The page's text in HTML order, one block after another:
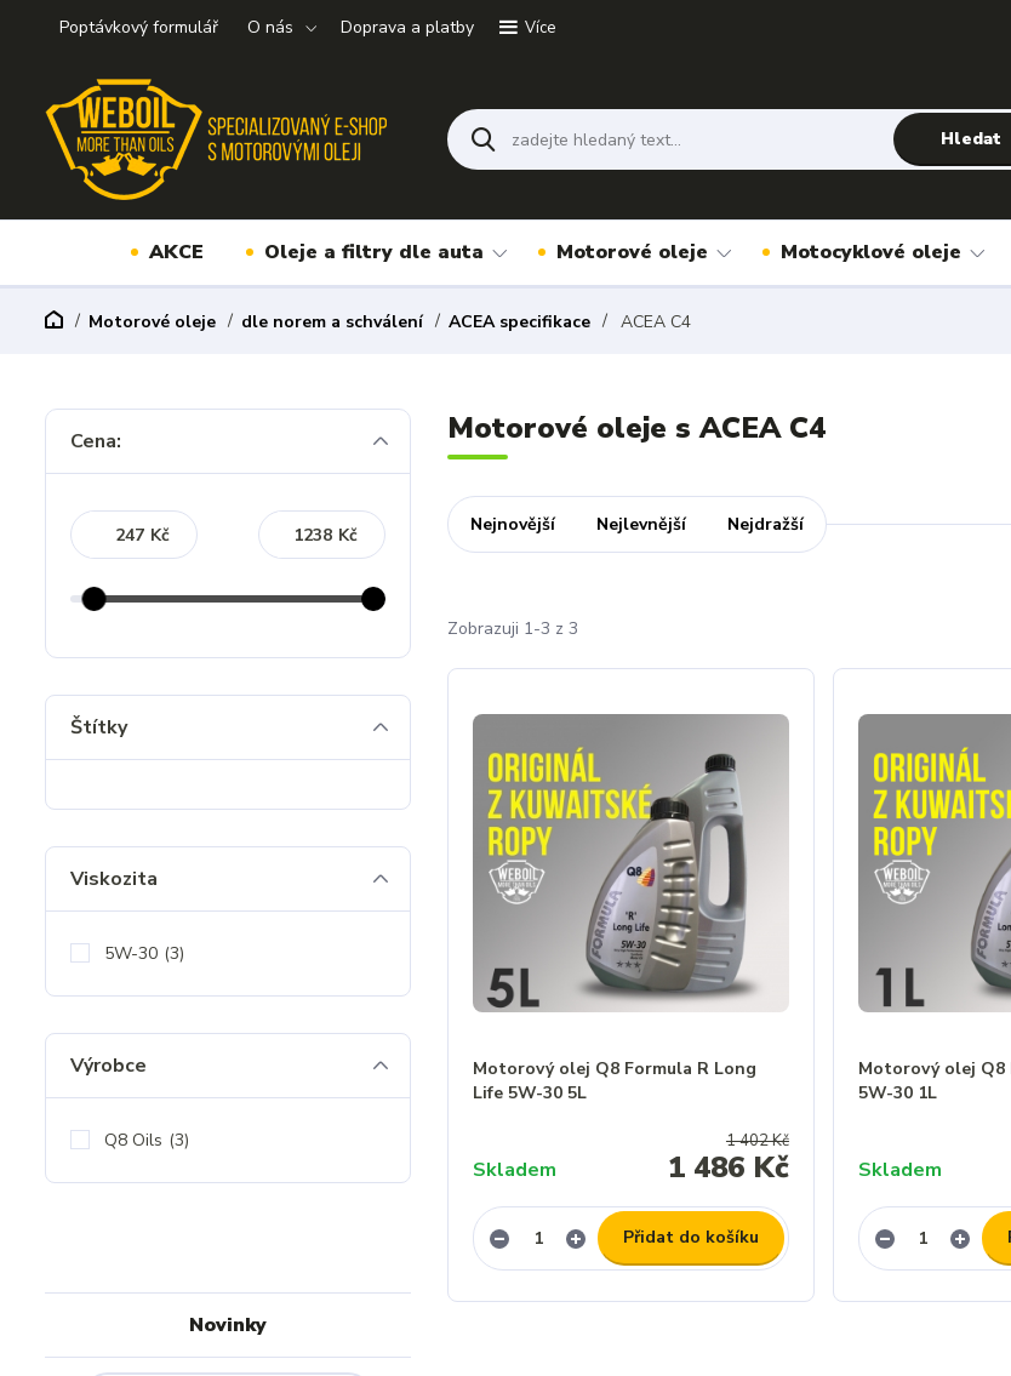
Poptávkový formulář O nás Doprava a platby Více
Hledat
AKCE Oleje a filtry dle auta Motorové oleje Motocyklové oleje
Motorové oleje dle norem a schválení ACEA specifikace ACEA C4
Motorové oleje s ACEA C4
Nejnovější Nejlevnější Nejdražší
Zobrazuji 1-3 z 3
Motorový olej Q8 Formula R Long
Life 5W-30 5L
1 402 Kč
1 486 Kč
Skladem
Přidat do košíku
Motorový olej Q8
5W-30 1L
Skladem
Cena:
Kč Kč
Štítky
Viskozita
5W-30 (3)
Výrobce
Q8 Oils (3)
Novinky